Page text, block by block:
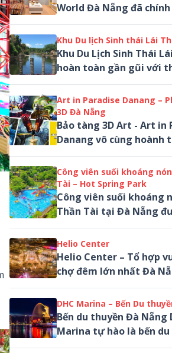
World Đà Nẵng đã
cửa trình làng vào ngày
đón chào các bạn trẻ
quan và tha hồ “sống ảo”
Khu Du lịch Sinh thái Lái
Khu Du Lịch Sinh Thái
hoàn toàn gần gũi với
đất trời cỏ cây hoa lá.
Đà Nẵng chưa đầy
Art in Paradise Danang –
3D Đà Nẵng
Bảo tàng 3D Art - Art in
Danang vô cùng hoành
Lô C2-10 Trần Nhân
Đà Nẵng
Công viên suối khoáng
Tài – Hot Spring Park
Công viên suối khoáng
Thần Tài tại Đà Nẵng
kế xây dựng với vật
với thiên nhiên
Helio Center
Helio Center – Tổ hợp
chợ đêm lớn nhất Đà
dạng các hoạt động
nhau: khu game trong
DHC Marina – Bến Du
Bến du thuyền Đà Nẵng
Marina tự hào là bến
quốc tế đầu tiên được